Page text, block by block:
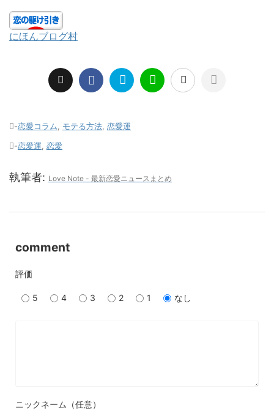
にほんブログ村
-恋愛コラム, モテる方法, 恋愛運
-恋愛運, 恋愛
執筆者: Love Note - 最新恋愛ニュースまとめ
comment
評価
5 4 3 2 1 なし
ニックネーム（任意）